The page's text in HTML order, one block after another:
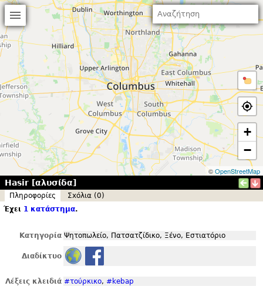
+
−
©OpenStreetMap
Hasir [αλυσίδα]
Πληροφορίες
Σxόλια (0)
Έχει 1 κατάστημα.
Κατηγορία Ψητοπωλείο, Πατσατζίδικο, Ξένο, Εστιατόριο
Διαδίκτυο
Λέξεις κλειδιά #τούρκικο, #kebap